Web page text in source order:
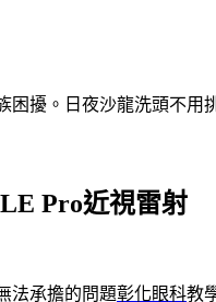
擾。日夜沙龍洗頭不用
Pro近視雷射
法承擔的問題彰化眼科教